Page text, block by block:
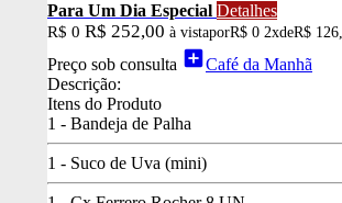
Para Um Dia Especial Detalhes
R$ 0 R$ 252,00 à vistaporR$ 0 2xdeR$
Preço sob consulta add_boxCafé da Manhã
Descrição:
Itens do Produto
1 - Bandeja de Palha
1 - Suco de Uva (mini)